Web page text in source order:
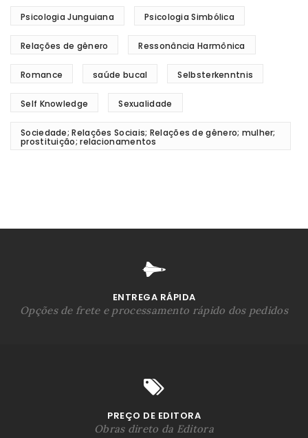
Psicologia Junguiana Psicologia Simbólica
Relações de gênero Ressonância Harmônica
Romance saúde bucal Selbsterkenntnis
Self Knowledge Sexualidade
Sociedade; Relações Sociais; Relações de gênero; mulher;
prostituição; relacionamentos
ENTREGA RÁPIDA
Opções de frete e processamento rápido dos pedidos
PREÇO DE EDITORA
Obras direto da Editora